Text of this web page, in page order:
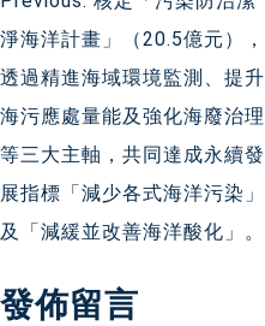
文
章
導
覽
淨海洋計畫」（20.5億元），
透過精進海域環境監測、提升
海污應處量能及強化海廢治理
等三大主軸，共同達成永續發
展指標「減少各式海洋污染」
及「減緩並改善海洋酸化」。
發佈留言